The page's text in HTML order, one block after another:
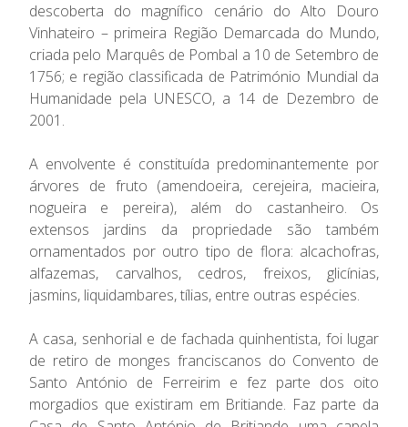
descoberta do magnífico cenário do Alto Douro
Vinhateiro – primeira Região Demarcada do Mundo,
criada pelo Marquês de Pombal a 10 de Setembro de
1756; e região classificada de Património Mundial da
Humanidade pela UNESCO, a 14 de Dezembro de
2001.
A envolvente é constituída predominantemente por
árvores de fruto (amendoeira, cerejeira, macieira,
nogueira e pereira), além do castanheiro. Os
extensos jardins da propriedade são também
ornamentados por outro tipo de flora: alcachofras,
alfazemas, carvalhos, cedros, freixos, glicínias,
jasmins, liquidambares, tílias, entre outras espécies.
A casa, senhorial e de fachada quinhentista, foi lugar
de retiro de monges franciscanos do Convento de
Santo António de Ferreirim e fez parte dos oito
morgadios que existiram em Britiande. Faz parte da